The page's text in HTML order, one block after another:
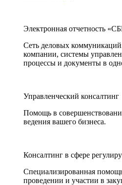
Электронная отчетность
Сеть деловых
компании, системы
процессы и документы в
Управленческий консалтинг
Помощь в
ведения вашего бизнеса.
Консалтинг в сфере
Специализированная
проведении и участии в